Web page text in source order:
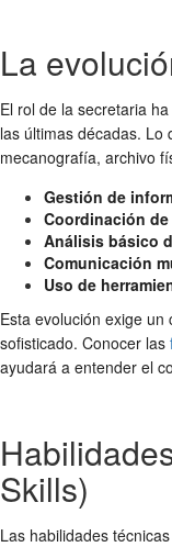
La
El rol de la secretaria
las últimas décadas. Lo
mecanografía, archivo
Gestión de
Coordinación
Análisis básico
Comunicación
Uso de
Esta evolución exige
sofisticado. Conocer las
ayudará a entender el
Skills)
Las habilidades